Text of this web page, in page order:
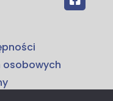
osobowych